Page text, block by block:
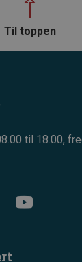
Til toppen
til 18.00,